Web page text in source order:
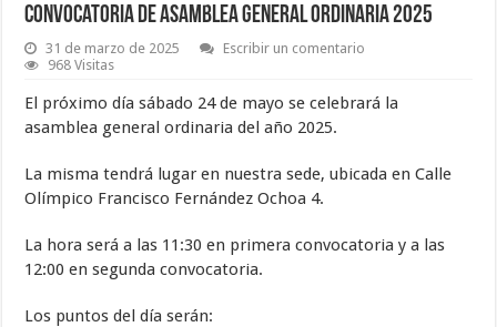
Convocatoria de asamblea general ordinaria 2025
31 de marzo de 2025
Escribir un comentario
968 Visitas
El próximo día sábado 24 de mayo se celebrará la
asamblea general ordinaria del año 2025.
La misma tendrá lugar en nuestra sede, ubicada en Calle
Olímpico Francisco Fernández Ochoa 4.
La hora será a las 11:30 en primera convocatoria y a las
12:00 en segunda convocatoria.
Los puntos del día serán: